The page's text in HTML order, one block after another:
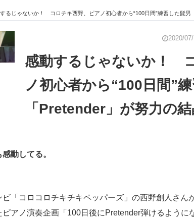
働き方のヒント
ア向け専門サイト 企業向けIT製品の総合サイト
るじゃないか！ コロチキ西野、ピアノ初心者から“100日間”練習した髭男
2020/07/
感動するじゃないか！
ノ初心者から“100日間”
「Pretender」が努力の
動してる。
「コロコロチキチキペッパーズ」の西野創人さん
ピアノ演奏企画「100日後にPretender弾けるように